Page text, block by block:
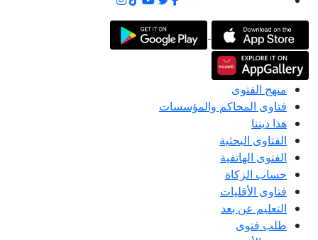
منهج الفتوى
فتاوى المحاكم والمؤسسات
هذا ديننا
الفتاوى البحثية
الفتوى الهاتفية
حساب الزكاة
فتاوى الأقليات
التعليم عن بعد
طلب فتوى